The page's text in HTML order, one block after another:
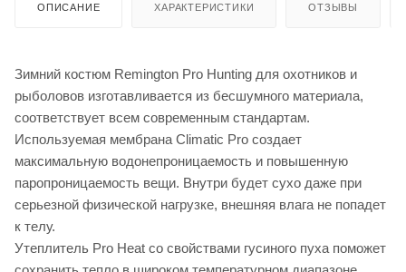
ОПИСАНИЕ ХАРАКТЕРИСТИКИ ОТЗЫВЫ
Зимний костюм Remington Pro Hunting для охотников и
рыболовов изготавливается из бесшумного материала,
соответствует всем современным стандартам.
Используемая мембрана Climatic Pro создает
максимальную водонепроницаемость и повышенную
паропроницаемость вещи. Внутри будет сухо даже при
серьезной физической нагрузке, внешняя влага не попадет
к телу.
Утеплитель Pro Heat со свойствами гусиного пуха поможет